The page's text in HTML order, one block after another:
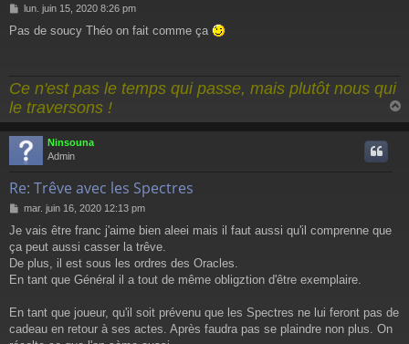
M
s
e
lun. juin 15, 2020 8:26 pm
Pas de soucy Théo on fait comme ça
Ce n'est pas le temps qui passe, mais plutôt nous qui
le traversons !
a
Ninsouna
Admin
Re: Trêve avec les Spectres
M
s
s
a
g
mar. juin 16, 2020 12:13 pm
Je vais être franc j'aime bien aleei mais il faut aussi qu'il comprenne que
ça peut aussi casser la trêve.
De plus, il est sous les ordres des Oracles.
En tant que Général il a tout de même obligztion d'être exemplaire.
En tant que joueur, qu'il soit prévenu que les Spectres ne lui feront pas de
cadeau en retour à ses actes. Après faudra pas se plaindre non plus. On